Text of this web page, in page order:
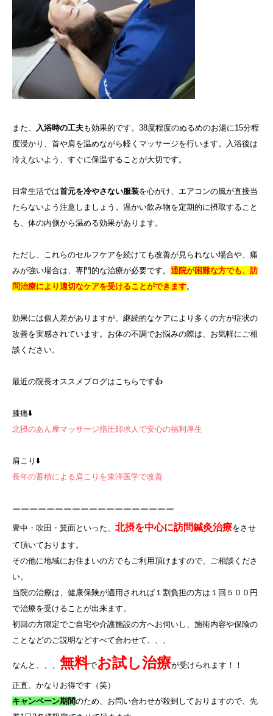
また、 入浴時の工夫も効果的です。38度程度のぬるめのお湯に15分程
度浸かり、首や肩を温めながら軽くマッサージを行います。入浴後は
冷えないよう、すぐに保温することが大切です。
日常生活では首元を冷やさない服装を心がけ、エアコンの風が直接当
たらないよう注意しましょう。温かい飲み物を定期的に摂取すること
も、体の内側から温める効果があります。
ただし、これらのセルフケアを続けても改善が見られない場合や、痛
みが強い場合は、専門的な治療が必要です。 通院が困難な方でも、訪
問治療により適切なケアを受けることができます。
効果には個人差がありますが、継続的なケアにより多くの方が症状の
改善を実感されています。お体の不調でお悩みの際は、お気軽にご相
談ください。
最近の院長オススメブログはこちらです👍
膝痛⬇️
北摂のあん摩マッサージ指圧師求人で安心の福利厚生
肩こり⬇️
長年の蓄積による肩こりを東洋医学で改善
ーーーーーーーーーーーーーーーーーーー
豊中・吹田・箕面といった、 北摂を中心に訪問鍼灸治療をさせ
て頂いております。
その他に地域にお住まいの方でもご利用頂けますので、ご相談くださ
い。
当院の治療は、健康保険が適用されれば１割負担の方は１回５００円
で治療を受けることが出来ます。
初回の方限定でご自宅や介護施設の方へお伺いし、施術内容や保険の
ことなどのご説明などすべて合わせて、、、
なんと、、、 無料でお試し治療が受けられます！！
正直、かなりお得です（笑）
キャンペーン期間のため、お問い合わせが殺到しておりますので、先